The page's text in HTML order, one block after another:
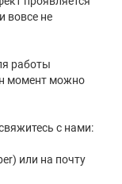
вовсе не
работы
момент можно
с нами:
или на почту